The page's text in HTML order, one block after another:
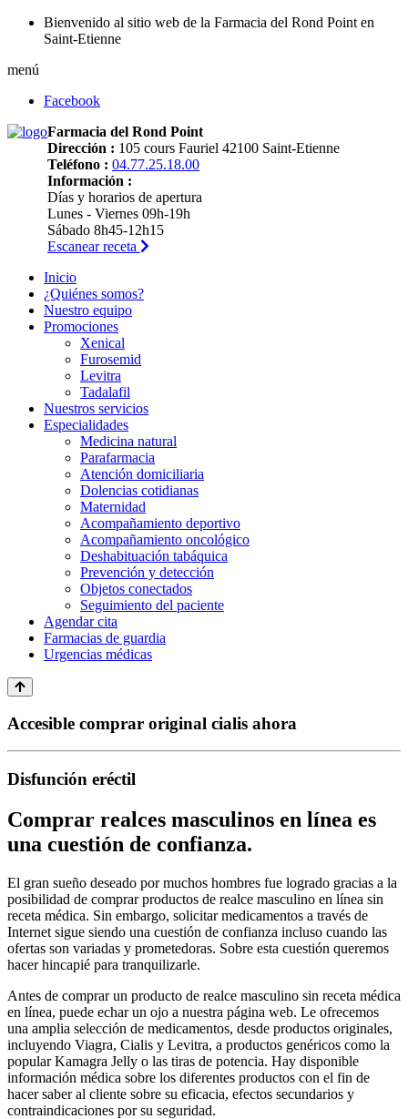
Bienvenido al sitio web de la Farmacia del Rond Point en
Saint-Etienne
menú
Facebook
Farmacia del Rond Point
Dirección : 105 cours Fauriel 42100 Saint-Etienne
Teléfono : 04.77.25.18.00
Información :
Días y horarios de apertura
Lunes - Viernes 09h-19h
Sábado 8h45-12h15
Escanear receta
Inicio
¿Quiénes somos?
Nuestro equipo
Promociones
Xenical
Furosemid
Levitra
Tadalafil
Nuestros servicios
Especialidades
Medicina natural
Parafarmacia
Atención domiciliaria
Dolencias cotidianas
Maternidad
Acompañamiento deportivo
Acompañamiento oncológico
Deshabituación tabáquica
Prevención y detección
Objetos conectados
Seguimiento del paciente
Agendar cita
Farmacias de guardia
Urgencias médicas
Accesible comprar original cialis ahora
Disfunción eréctil
Comprar realces masculinos en línea es
una cuestión de confianza.
El gran sueño deseado por muchos hombres fue logrado gracias a la
posibilidad de comprar productos de realce masculino en línea sin
receta médica. Sin embargo, solicitar medicamentos a través de
Internet sigue siendo una cuestión de confianza incluso cuando las
ofertas son variadas y prometedoras. Sobre esta cuestión queremos
hacer hincapié para tranquilizarle.
Antes de comprar un producto de realce masculino sin receta médica
en línea, puede echar un ojo a nuestra página web. Le ofrecemos
una amplia selección de medicamentos, desde productos originales,
incluyendo Viagra, Cialis y Levitra, a productos genéricos como la
popular Kamagra Jelly o las tiras de potencia. Hay disponible
información médica sobre los diferentes productos con el fin de
hacer saber al cliente sobre su eficacia, efectos secundarios y
contraindicaciones por su seguridad.